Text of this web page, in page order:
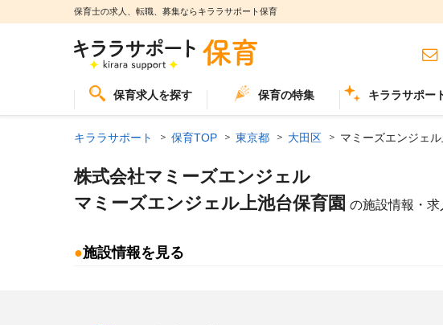
保育士の求人、転職、募集ならキララサポート保育
保育求人を探す 保育の特集 キララサポー
キララサポート 保育TOP 東京都 大田区 マミーズエンジェ
株式会社マミーズエンジェル
マミーズエンジェル上池台保育園 の施設情報・求
●施設情報を見る